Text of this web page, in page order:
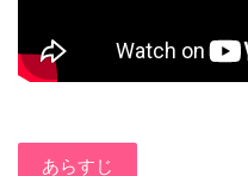
あらすじ